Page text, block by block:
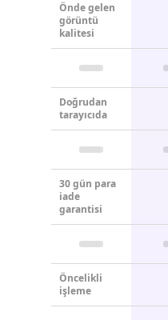
Önde gelen
görüntü
kalitesi
Doğrudan
tarayıcıda
30 gün para
iade
garantisi
Öncelikli
işleme